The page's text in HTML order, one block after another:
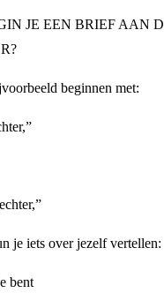
JE EEN BRIEF AAN
beginnen met:
je iets over jezelf vertellen:
bent